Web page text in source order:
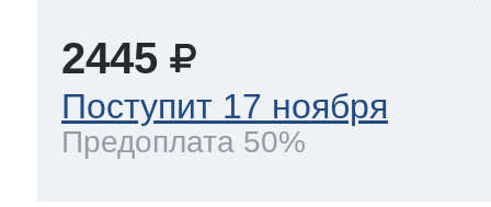
2445
Поступит 17 ноября
Предоплата 50%